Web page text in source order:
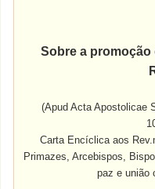
Sobre a
(Apud Acta Apostolicae
Carta Encíclica aos
Primazes, Arcebispos,
paz e união